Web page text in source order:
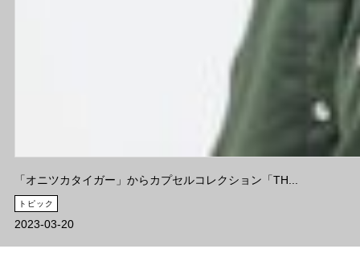
「オニツカタイガー」からカプセルコレクション「TH...
トピック
2023-03-20